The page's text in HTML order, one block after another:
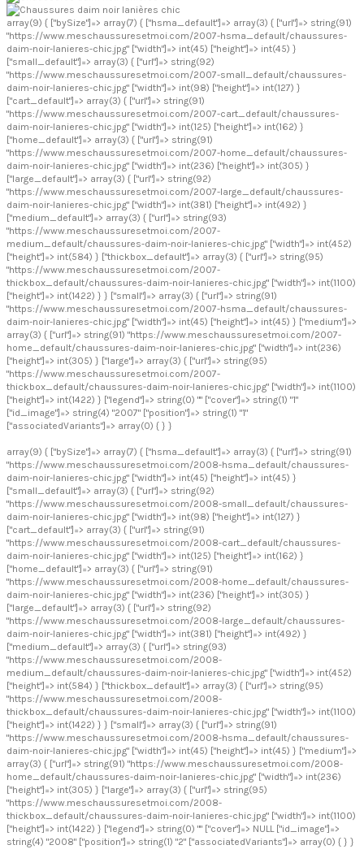
array(9) { ["bySize"]=> array(7) { ["hsma_default"]=> array(3) { ["url"]=> string(91)
"https://www.meschaussuresetmoi.com/2007-hsma_default/chaussures-
daim-noir-lanieres-chic.jpg" ["width"]=> int(45) ["height"]=> int(45) }
["small_default"]=> array(3) { ["url"]=> string(92)
"https://www.meschaussuresetmoi.com/2007-small_default/chaussures-
daim-noir-lanieres-chic.jpg" ["width"]=> int(98) ["height"]=> int(127) }
["cart_default"]=> array(3) { ["url"]=> string(91)
"https://www.meschaussuresetmoi.com/2007-cart_default/chaussures-
daim-noir-lanieres-chic.jpg" ["width"]=> int(125) ["height"]=> int(162) }
["home_default"]=> array(3) { ["url"]=> string(91)
"https://www.meschaussuresetmoi.com/2007-home_default/chaussures-
daim-noir-lanieres-chic.jpg" ["width"]=> int(236) ["height"]=> int(305) }
["large_default"]=> array(3) { ["url"]=> string(92)
"https://www.meschaussuresetmoi.com/2007-large_default/chaussures-
daim-noir-lanieres-chic.jpg" ["width"]=> int(381) ["height"]=> int(492) }
["medium_default"]=> array(3) { ["url"]=> string(93)
"https://www.meschaussuresetmoi.com/2007-
medium_default/chaussures-daim-noir-lanieres-chic.jpg" ["width"]=> int(452)
["height"]=> int(584) } ["thickbox_default"]=> array(3) { ["url"]=> string(95)
"https://www.meschaussuresetmoi.com/2007-
thickbox_default/chaussures-daim-noir-lanieres-chic.jpg" ["width"]=> int(1100)
["height"]=> int(1422) } } ["small"]=> array(3) { ["url"]=> string(91)
"https://www.meschaussuresetmoi.com/2007-hsma_default/chaussures-
daim-noir-lanieres-chic.jpg" ["width"]=> int(45) ["height"]=> int(45) } ["medium"]=>
array(3) { ["url"]=> string(91) "https://www.meschaussuresetmoi.com/2007-
home_default/chaussures-daim-noir-lanieres-chic.jpg" ["width"]=> int(236)
["height"]=> int(305) } ["large"]=> array(3) { ["url"]=> string(95)
"https://www.meschaussuresetmoi.com/2007-
thickbox_default/chaussures-daim-noir-lanieres-chic.jpg" ["width"]=> int(1100)
["height"]=> int(1422) } ["legend"]=> string(0) "" ["cover"]=> string(1) "1"
["id_image"]=> string(4) "2007" ["position"]=> string(1) "1"
["associatedVariants"]=> array(0) { } }
array(9) { ["bySize"]=> array(7) { ["hsma_default"]=> array(3) { ["url"]=> string(91)
"https://www.meschaussuresetmoi.com/2008-hsma_default/chaussures-
daim-noir-lanieres-chic.jpg" ["width"]=> int(45) ["height"]=> int(45) }
["small_default"]=> array(3) { ["url"]=> string(92)
"https://www.meschaussuresetmoi.com/2008-small_default/chaussures-
daim-noir-lanieres-chic.jpg" ["width"]=> int(98) ["height"]=> int(127) }
["cart_default"]=> array(3) { ["url"]=> string(91)
"https://www.meschaussuresetmoi.com/2008-cart_default/chaussures-
daim-noir-lanieres-chic.jpg" ["width"]=> int(125) ["height"]=> int(162) }
["home_default"]=> array(3) { ["url"]=> string(91)
"https://www.meschaussuresetmoi.com/2008-home_default/chaussures-
daim-noir-lanieres-chic.jpg" ["width"]=> int(236) ["height"]=> int(305) }
["large_default"]=> array(3) { ["url"]=> string(92)
"https://www.meschaussuresetmoi.com/2008-large_default/chaussures-
daim-noir-lanieres-chic.jpg" ["width"]=> int(381) ["height"]=> int(492) }
["medium_default"]=> array(3) { ["url"]=> string(93)
"https://www.meschaussuresetmoi.com/2008-
medium_default/chaussures-daim-noir-lanieres-chic.jpg" ["width"]=> int(452)
["height"]=> int(584) } ["thickbox_default"]=> array(3) { ["url"]=> string(95)
"https://www.meschaussuresetmoi.com/2008-
thickbox_default/chaussures-daim-noir-lanieres-chic.jpg" ["width"]=> int(1100)
["height"]=> int(1422) } } ["small"]=> array(3) { ["url"]=> string(91)
"https://www.meschaussuresetmoi.com/2008-hsma_default/chaussures-
daim-noir-lanieres-chic.jpg" ["width"]=> int(45) ["height"]=> int(45) } ["medium"]=>
array(3) { ["url"]=> string(91) "https://www.meschaussuresetmoi.com/2008-
home_default/chaussures-daim-noir-lanieres-chic.jpg" ["width"]=> int(236)
["height"]=> int(305) } ["large"]=> array(3) { ["url"]=> string(95)
"https://www.meschaussuresetmoi.com/2008-
thickbox_default/chaussures-daim-noir-lanieres-chic.jpg" ["width"]=> int(1100)
["height"]=> int(1422) } ["legend"]=> string(0) "" ["cover"]=> NULL ["id_image"]=>
string(4) "2008" ["position"]=> string(1) "2" ["associatedVariants"]=> array(0) { } }